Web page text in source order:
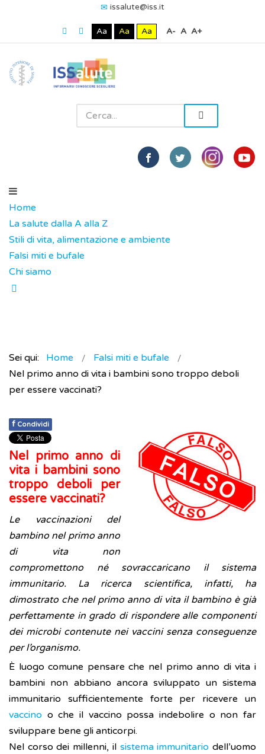
issalute@iss.it
Aa Aa Aa A- A A+
Home
La salute dalla A alla Z
Stili di vita, alimentazione e ambiente
Falsi miti e bufale
Chi siamo
Sei qui: Home
Falsi miti e bufale
Nel primo anno di vita i bambini sono troppo deboli
per essere vaccinati?
f Condividi
Nel primo anno di
vita i bambini sono
troppo deboli per
essere vaccinati?
Le vaccinazioni del
bambino nel primo anno
di vita non
compromettono né sovraccaricano il sistema
immunitario. La ricerca scientifica, infatti, ha
dimostrato che nel primo anno di vita il bambino è già
perfettamente in grado di rispondere alle componenti
dei microbi contenute nei vaccini senza conseguenze
per l’organismo.
È luogo comune pensare che nel primo anno di vita i
bambini non abbiano ancora sviluppato un sistema
immunitario sufficientemente forte per ricevere un
vaccino o che il vaccino possa indebolire o non far
sviluppare bene gli anticorpi.
Nel corso dei millenni, il sistema immunitario dell’uomo